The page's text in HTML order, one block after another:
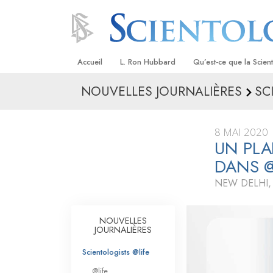
Accueil L. Ron Hubbard Qu’est-ce que la
Croyances et pratiques
Les scientologues et
Rencontrez un
À l’intérieur d’une
La Dianétique : Une
NOUVELLES JOURNALIÈRES
8 MAI 2020
UN
DANS
NEW
NOUVELLES
JOURNALIÈRES
Scientologists @life